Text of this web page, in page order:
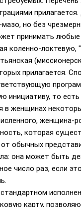
но без
принимать любые
коленно-локтевую,
прилагается.
инициативу, то
в женщинах
женщина-
которая
обычных
она может быть
число раз, если
карту,